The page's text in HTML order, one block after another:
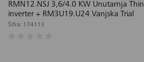
RMN12.NSJ 3,6/4.0 KW Unutarnja
inverter + RM3U19.U24 Vanjska Trial
Šifra: 174113